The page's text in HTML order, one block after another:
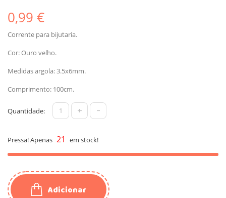
0,99 €
Corrente para bijutaria.
Cor: Ouro velho.
Medidas argola: 3.5x6mm.
Comprimento: 100cm.
Quantidade: + -
Pressa! Apenas 21 em stock!
Adicionar